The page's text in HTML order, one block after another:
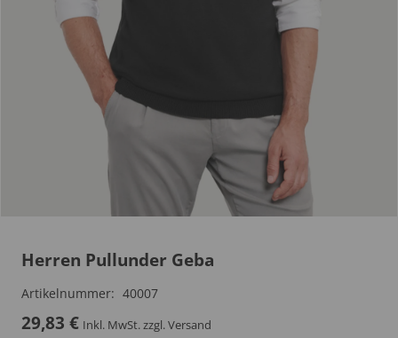
Herren Pullunder Geba
Artikelnummer: 40007
29,83 € Inkl. MwSt.zzgl. Versand